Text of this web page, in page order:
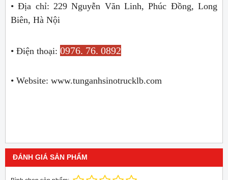
• Địa chỉ: 229 Nguyễn Văn Linh, Phúc Đồng, Long
Biên, Hà Nội
• Điện thoại: 0976. 76. 0892
• Website: www.tunganhsinotrucklb.com
ĐÁNH GIÁ SẢN PHẨM